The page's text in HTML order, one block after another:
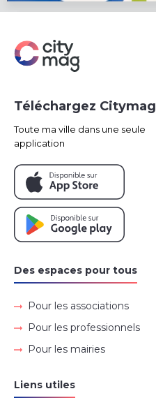
Des espaces pour tous
Pour les associations
Pour les professionnels
Pour les mairies
Liens utiles
Téléchargez Citymag
Toute ma ville dans une seule
application